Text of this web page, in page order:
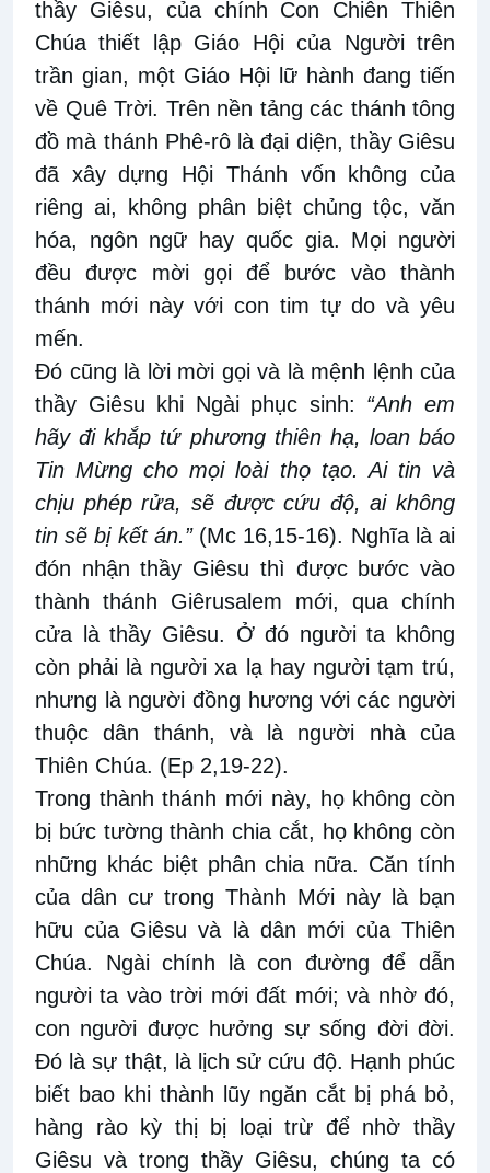
thầy Giêsu, của chính Con Chiên Thiên
Chúa thiết lập Giáo Hội của Người trên
trần gian, một Giáo Hội lữ hành đang tiến
về Quê Trời. Trên nền tảng các thánh tông
đồ mà thánh Phê-rô là đại diện, thầy Giêsu
đã xây dựng Hội Thánh vốn không của
riêng ai, không phân biệt chủng tộc, văn
hóa, ngôn ngữ hay quốc gia. Mọi người
đều được mời gọi để bước vào thành
thánh mới này với con tim tự do và yêu
mến.
Đó cũng là lời mời gọi và là mệnh lệnh của
thầy Giêsu khi Ngài phục sinh: “Anh em
hãy đi khắp tứ phương thiên hạ, loan báo
Tin Mừng cho mọi loài thọ tạo. Ai tin và
chịu phép rửa, sẽ được cứu độ, ai không
tin sẽ bị kết án.”(Mc 16,15-16). Nghĩa là ai
đón nhận thầy Giêsu thì được bước vào
thành thánh Giêrusalem mới, qua chính
cửa là thầy Giêsu. Ở đó người ta không
còn phải là người xa lạ hay người tạm trú,
nhưng là người đồng hương với các người
thuộc dân thánh, và là người nhà của
Thiên Chúa. (Ep 2,19-22).
Trong thành thánh mới này, họ không còn
bị bức tường thành chia cắt, họ không còn
những khác biệt phân chia nữa. Căn tính
của dân cư trong Thành Mới này là bạn
hữu của Giêsu và là dân mới của Thiên
Chúa. Ngài chính là con đường để dẫn
người ta vào trời mới đất mới; và nhờ đó,
con người được hưởng sự sống đời đời.
Đó là sự thật, là lịch sử cứu độ. Hạnh phúc
biết bao khi thành lũy ngăn cắt bị phá bỏ,
hàng rào kỳ thị bị loại trừ để nhờ thầy
Giêsu và trong thầy Giêsu, chúng ta có